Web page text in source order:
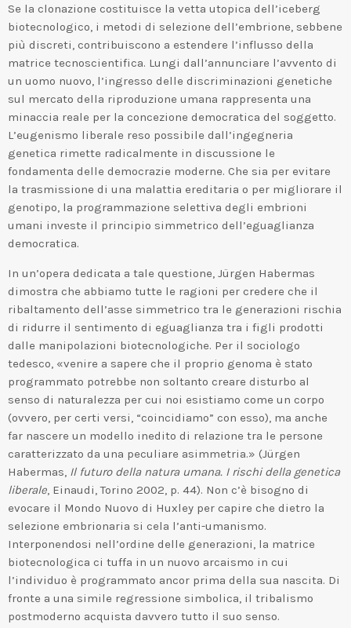
Se la clonazione costituisce la vetta utopica dell’iceberg
biotecnologico, i metodi di selezione dell’embrione, sebbene
più discreti, contribuiscono a estendere l’influsso della
matrice tecnoscientifica. Lungi dall’annunciare l’avvento di
un uomo nuovo, l’ingresso delle discriminazioni genetiche
sul mercato della riproduzione umana rappresenta una
minaccia reale per la concezione democratica del soggetto.
L’eugenismo liberale reso possibile dall’ingegneria
genetica rimette radicalmente in discussione le
fondamenta delle democrazie moderne. Che sia per evitare
la trasmissione di una malattia ereditaria o per migliorare il
genotipo, la programmazione selettiva degli embrioni
umani investe il principio simmetrico dell’eguaglianza
democratica.
In un’opera dedicata a tale questione, Jürgen Habermas
dimostra che abbiamo tutte le ragioni per credere che il
ribaltamento dell’asse simmetrico tra le generazioni rischia
di ridurre il sentimento di eguaglianza tra i figli prodotti
dalle manipolazioni biotecnologiche. Per il sociologo
tedesco, «venire a sapere che il proprio genoma è stato
programmato potrebbe non soltanto creare disturbo al
senso di naturalezza per cui noi esistiamo come un corpo
(ovvero, per certi versi, “coincidiamo” con esso), ma anche
far nascere un modello inedito di relazione tra le persone
caratterizzato da una peculiare asimmetria.» (Jürgen
Habermas, Il futuro della natura umana. I rischi della genetica
liberale, Einaudi, Torino 2002, p. 44). Non c’è bisogno di
evocare il Mondo Nuovo di Huxley per capire che dietro la
selezione embrionaria si cela l’anti-umanismo.
Interponendosi nell’ordine delle generazioni, la matrice
biotecnologica ci tuffa in un nuovo arcaismo in cui
l’individuo è programmato ancor prima della sua nascita. Di
fronte a una simile regressione simbolica, il tribalismo
postmoderno acquista davvero tutto il suo senso.